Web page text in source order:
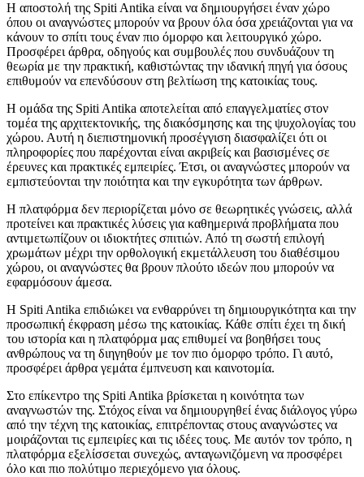
Η αποστολή της Spiti Antika είναι να δημιουργήσει έναν χώρο
όπου οι αναγνώστες μπορούν να βρουν όλα όσα χρειάζονται για να
κάνουν το σπίτι τους έναν πιο όμορφο και λειτουργικό χώρο.
Προσφέρει άρθρα, οδηγούς και συμβουλές που συνδυάζουν τη
θεωρία με την πρακτική, καθιστώντας την ιδανική πηγή για όσους
επιθυμούν να επενδύσουν στη βελτίωση της κατοικίας τους.
Η ομάδα της Spiti Antika αποτελείται από επαγγελματίες στον
τομέα της αρχιτεκτονικής, της διακόσμησης και της ψυχολογίας του
χώρου. Αυτή η διεπιστημονική προσέγγιση διασφαλίζει ότι οι
πληροφορίες που παρέχονται είναι ακριβείς και βασισμένες σε
έρευνες και πρακτικές εμπειρίες. Έτσι, οι αναγνώστες μπορούν να
εμπιστεύονται την ποιότητα και την εγκυρότητα των άρθρων.
Η πλατφόρμα δεν περιορίζεται μόνο σε θεωρητικές γνώσεις, αλλά
προτείνει και πρακτικές λύσεις για καθημερινά προβλήματα που
αντιμετωπίζουν οι ιδιοκτήτες σπιτιών. Από τη σωστή επιλογή
χρωμάτων μέχρι την ορθολογική εκμετάλλευση του διαθέσιμου
χώρου, οι αναγνώστες θα βρουν πλούτο ιδεών που μπορούν να
εφαρμόσουν άμεσα.
Η Spiti Antika επιδιώκει να ενθαρρύνει τη δημιουργικότητα και την
προσωπική έκφραση μέσω της κατοικίας. Κάθε σπίτι έχει τη δική
του ιστορία και η πλατφόρμα μας επιθυμεί να βοηθήσει τους
ανθρώπους να τη διηγηθούν με τον πιο όμορφο τρόπο. Γι αυτό,
προσφέρει άρθρα γεμάτα έμπνευση και καινοτομία.
Στο επίκεντρο της Spiti Antika βρίσκεται η κοινότητα των
αναγνωστών της. Στόχος είναι να δημιουργηθεί ένας διάλογος γύρω
από την τέχνη της κατοικίας, επιτρέποντας στους αναγνώστες να
μοιράζονται τις εμπειρίες και τις ιδέες τους. Με αυτόν τον τρόπο, η
πλατφόρμα εξελίσσεται συνεχώς, ανταγωνιζόμενη να προσφέρει
όλο και πιο πολύτιμο περιεχόμενο για όλους.